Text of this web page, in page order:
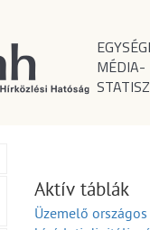
MÉDIA-
Aktív táblák
Üzemelő